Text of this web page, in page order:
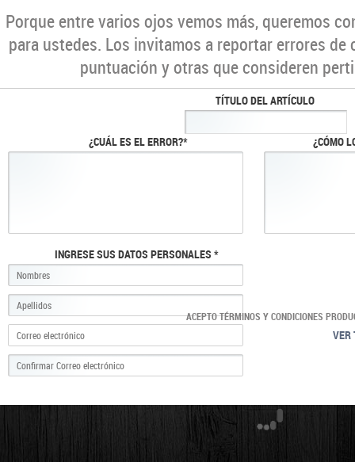
Porque entre varios ojos vemos más, queremos
para ustedes. Los invitamos a reportar errores
puntuación y otras que consideren
TÍTULO DEL ARTÍCULO
¿CUÁL ES EL ERROR?* ¿CÓMO
INGRESE SUS DATOS PERSONALES *
ACEPTO TÉRMINOS Y CONDICIONES
VER